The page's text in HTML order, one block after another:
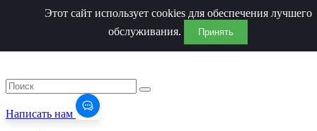
Написать нам
Этот сайт использует cookies для обеспечения лучшего
обслуживания.
Принять